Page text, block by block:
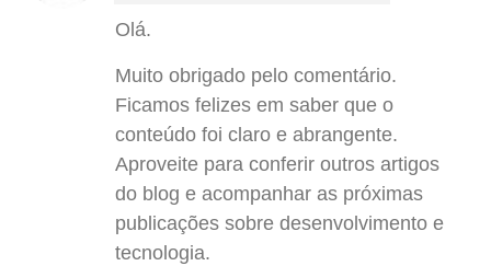
Olá.
Muito obrigado pelo comentário.
Ficamos felizes em saber que o
conteúdo foi claro e abrangente.
Aproveite para conferir outros artigos
do blog e acompanhar as próximas
publicações sobre desenvolvimento e
tecnologia.